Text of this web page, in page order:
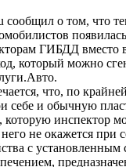
сообщил о том, что
ГИБДД вместо
который можно
что, по
себе и обычную
которую инспектор
не окажется при
с